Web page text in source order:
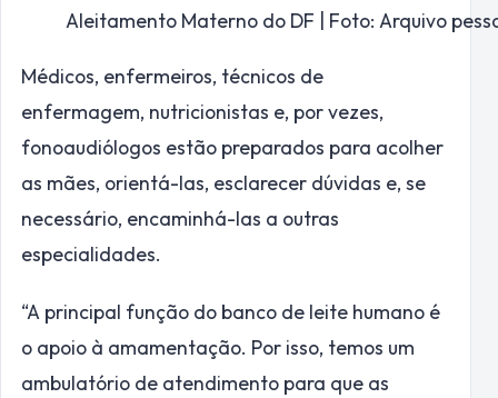
Aleitamento Materno do DF | Foto: Arquivo
Médicos, enfermeiros, técnicos de
enfermagem, nutricionistas e, por vezes,
fonoaudiólogos estão preparados para acolher
as mães, orientá-las, esclarecer dúvidas e, se
necessário, encaminhá-las a outras
especialidades.
“A principal função do banco de leite humano é
o apoio à amamentação. Por isso, temos um
ambulatório de atendimento para que as